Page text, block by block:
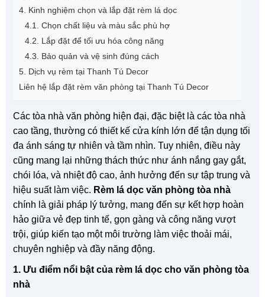
4. Kinh nghiệm chọn và lắp đặt rèm lá dọc
4.1. Chọn chất liệu và màu sắc phù hợ
4.2. Lắp đặt để tối ưu hóa công năng
4.3. Bảo quản và vệ sinh đúng cách
5. Dịch vụ rèm tại Thanh Tú Decor
Liên hệ lắp đặt rèm văn phòng tại Thanh Tú Decor
Các tòa nhà văn phòng hiện đại, đặc biệt là các tòa nhà
cao tầng, thường có thiết kế cửa kính lớn để tận dụng tối
đa ánh sáng tự nhiên và tầm nhìn. Tuy nhiên, điều này
cũng mang lại những thách thức như ánh nắng gay gắt,
chói lóa, và nhiệt độ cao, ảnh hưởng đến sự tập trung và
hiệu suất làm việc. Rèm lá dọc văn phòng tòa nhà
chính là giải pháp lý tưởng, mang đến sự kết hợp hoàn
hảo giữa vẻ đẹp tinh tế, gọn gàng và công năng vượt
trội, giúp kiến tạo một môi trường làm việc thoải mái,
chuyên nghiệp và đầy năng động.
1. Ưu điểm nổi bật của rèm lá dọc cho văn phòng tòa
nhà